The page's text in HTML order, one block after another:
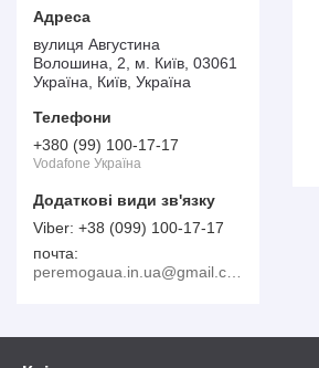
вулиця Августина
Волошина, 2, м. Київ, 03061
Україна, Київ, Україна
+380 (99) 100-17-17
Vodafone Україна
+38 (099) 100-17-17
почта